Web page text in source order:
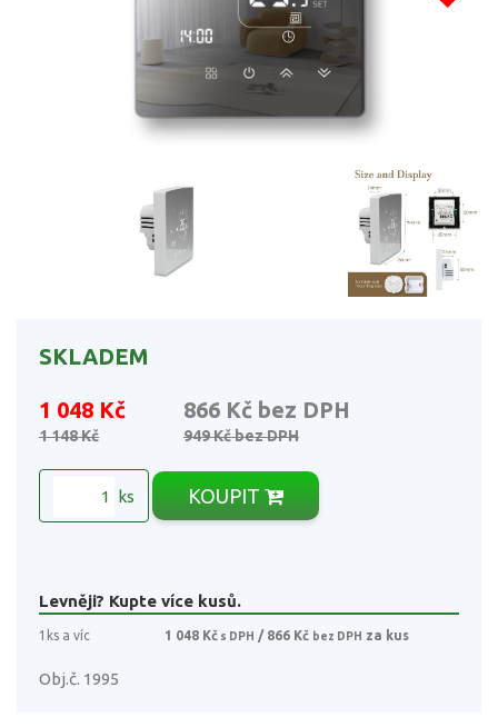
SKLADEM
1 048 Kč 866 Kč bez DPH
1 148 Kč 949 Kčbez DPH
ks KOUPIT
Levněji? Kupte více kusů.
1ks a víc 1 048 Kč s DPH / 866 Kč bez DPH za kus
Obj.č. 1995